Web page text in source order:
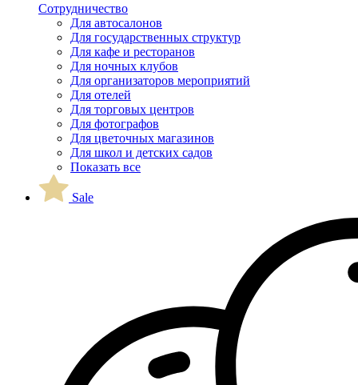
Сотрудничество
Для автосалонов
Для государственных структур
Для кафе и ресторанов
Для ночных клубов
Для организаторов мероприятий
Для отелей
Для торговых центров
Для фотографов
Для цветочных магазинов
Для школ и детских садов
Показать все
Sale